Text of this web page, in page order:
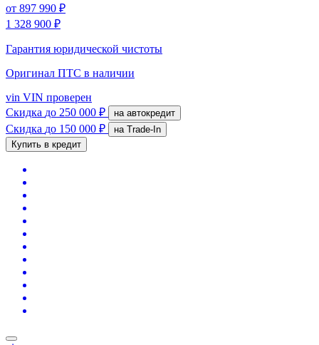
от 897 990 ₽
1 328 900 ₽
Гарантия юридической чистоты
Оригинал ПТС в наличии
vin VIN проверен
Скидка до 250 000 ₽ на автокредит
Скидка до 150 000 ₽
на Trade-In
Купить в кредит